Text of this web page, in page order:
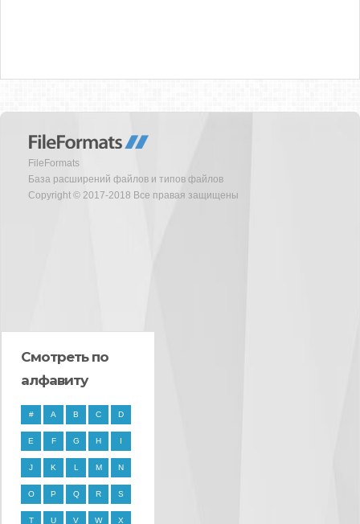
FileFormats
База расширений файлов и типов файлов
Copyright © 2017-2018 Все правая защищены
Смотреть по
алфавиту
# A B C D
E F G H I
J K L M N
O P Q R S
T U V W X